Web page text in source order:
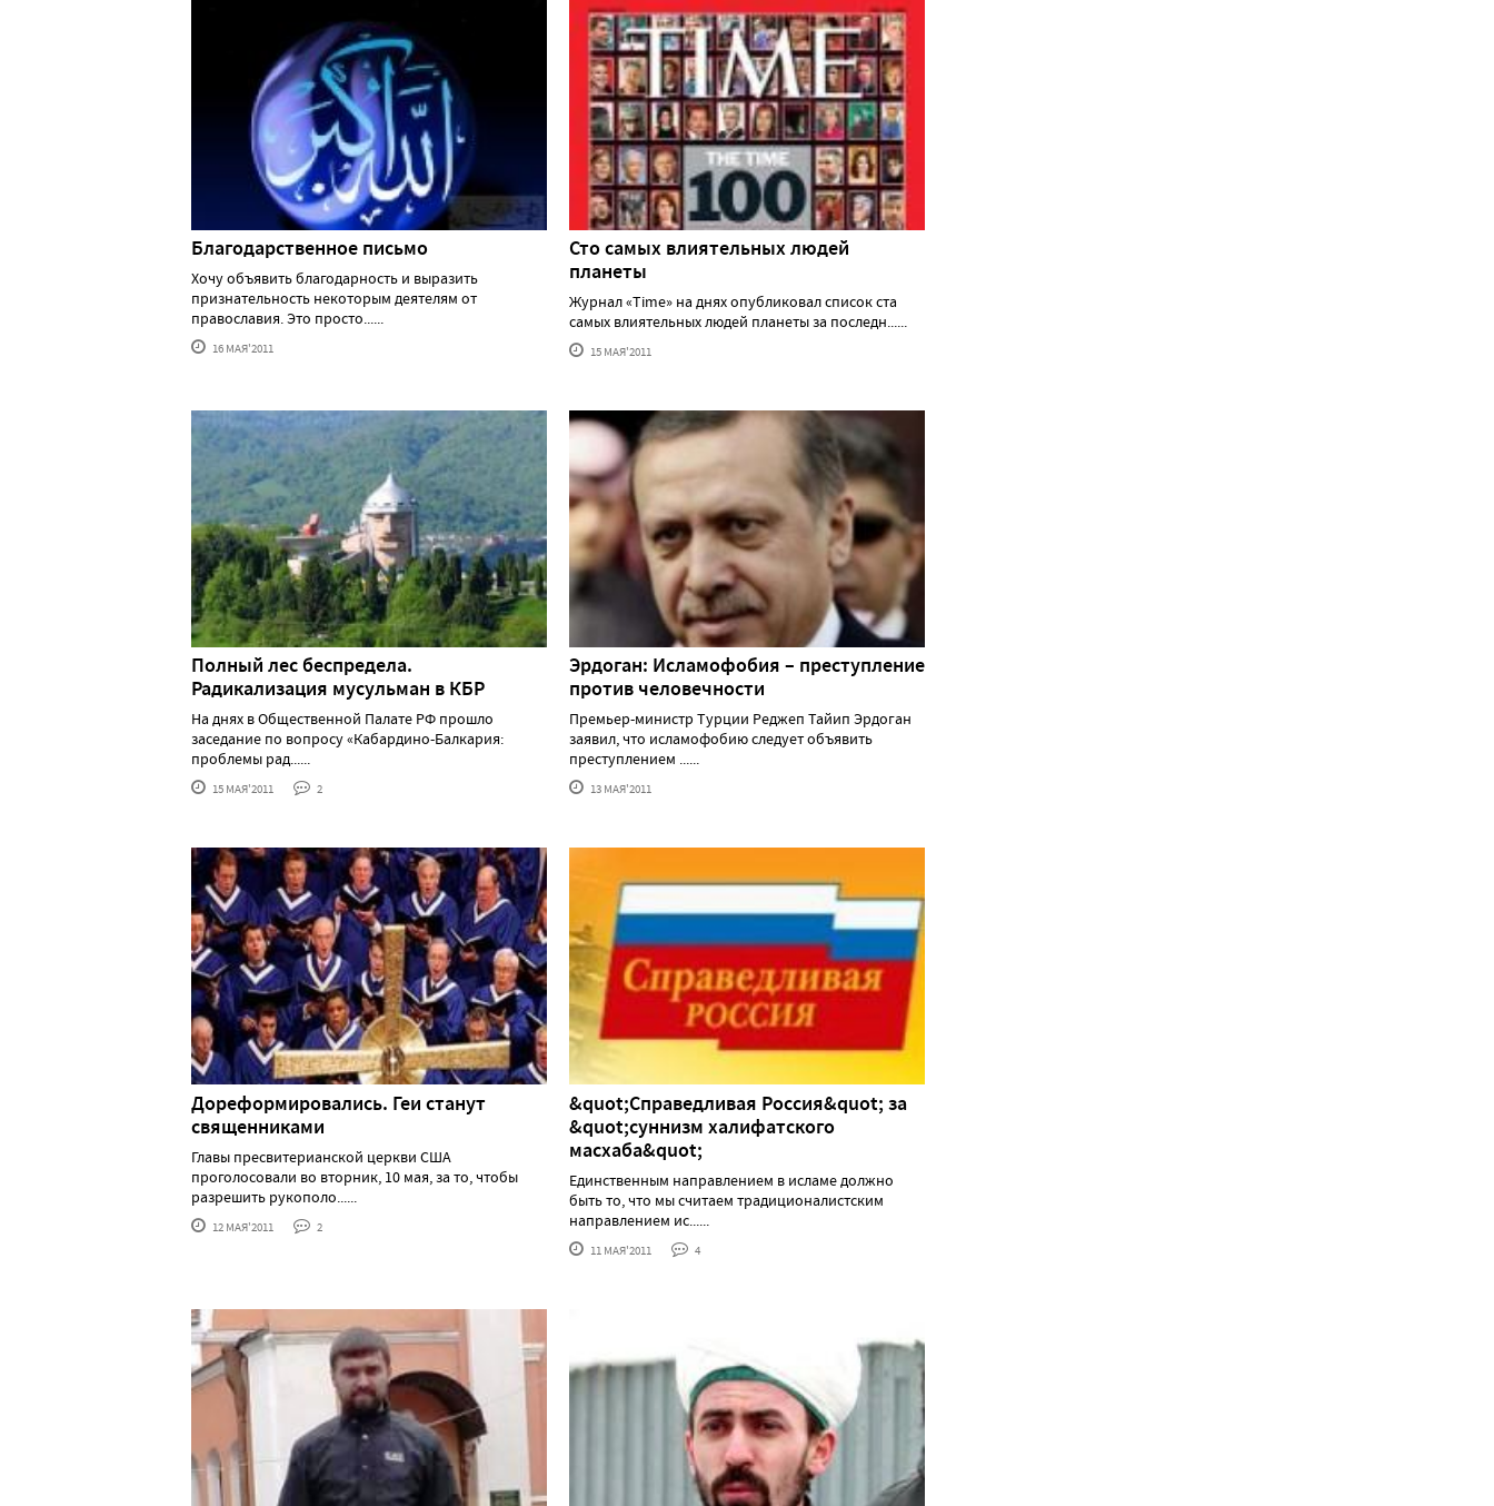
Благодарственное письмо
Хочу объявить благодарность и выразить
признательность некоторым деятелям от
православия. Это просто......
16 МАЯ'2011
Сто самых влиятельных людей
планеты
Журнал «Time» на днях опубликовал список ста
самых влиятельных людей планеты за последн......
15 МАЯ'2011
Полный лес беспредела.
Радикализация мусульман в КБР
На днях в Общественной Палате РФ прошло
заседание по вопросу «Кабардино-Балкария:
проблемы рад......
15 МАЯ'2011 2
Эрдоган: Исламофобия – преступление
против человечности
Премьер-министр Турции Реджеп Тайип Эрдоган
заявил, что исламофобию следует объявить
преступлением ......
13 МАЯ'2011
Дореформировались. Геи станут
священниками
Главы пресвитерианской церкви США
проголосовали во вторник, 10 мая, за то, чтобы
разрешить рукополо......
12 МАЯ'2011 2
&quot;Справедливая Россия&quot; за
&quot;суннизм халифатского
масхаба&quot;
Единственным направлением в исламе должно
быть то, что мы считаем традиционалистским
направлением ис......
11 МАЯ'2011 4